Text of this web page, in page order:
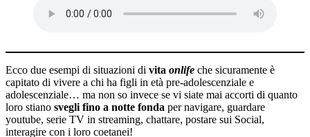
Ecco due esempi di situazioni di vita onlife che sicuramente è
capitato di vivere a chi ha figli in età pre-adolescenziale e
adolescenziale… ma non so invece se vi siate mai accorti di quanto
loro stiano svegli fino a notte fonda per navigare, guardare
youtube, serie TV in streaming, chattare, postare sui Social,
interagire con i loro coetanei!